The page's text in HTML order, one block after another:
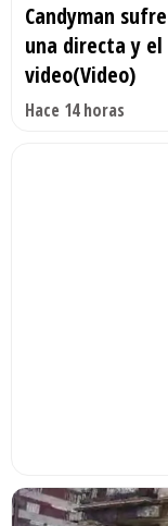
Candyman
una directa y el
video(Video)
Hace 14 horas